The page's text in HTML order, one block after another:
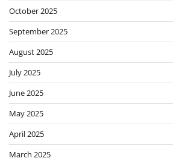
October 2025
September 2025
August 2025
July 2025
June 2025
May 2025
April 2025
March 2025